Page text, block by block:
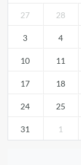
27 28
3 4
10 11
17 18
24 25
31 1